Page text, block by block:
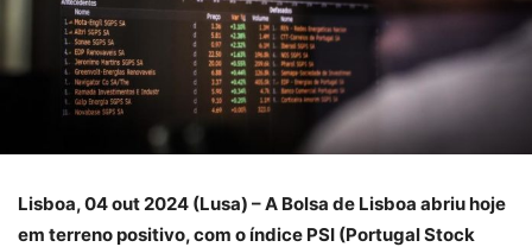
Lisboa, 04 out 2024 (Lusa) – A Bolsa de Lisboa abriu hoje
em terreno positivo, com o índice PSI (Portugal Stock